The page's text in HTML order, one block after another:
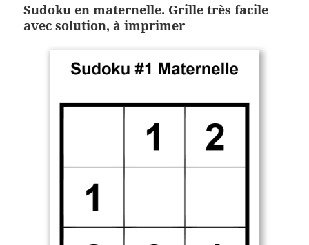
Sudoku en maternelle. Grille très facile
avec solution, à imprimer